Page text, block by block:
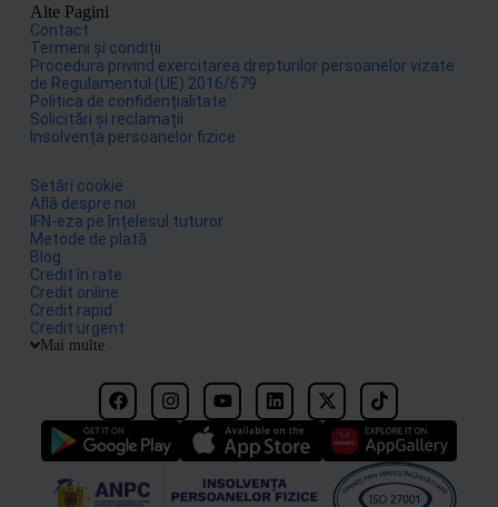
Alte Pagini
Contact
Termeni și condiții
Procedura privind exercitarea drepturilor persoanelor vizate
de Regulamentul (UE) 2016/679
Politica de confidențialitate
Solicitări și reclamații
Insolvența persoanelor fizice
Setări cookie
Află despre noi
IFN-eza pe înțelesul tuturor
Metode de plată
Blog
Credit în rate
Credit online
Credit rapid
Credit urgent
Mai multe